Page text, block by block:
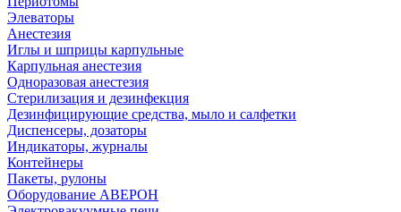
Элеваторы
Анестезия
Иглы и шприцы карпульные
Карпульная анестезия
Одноразовая анестезия
Стерилизация и дезинфекция
Дезинфицирующие средства, мыло и салфетки
Диспенсеры, дозаторы
Индикаторы, журналы
Контейнеры
Пакеты, рулоны
Оборудование АВЕРОН